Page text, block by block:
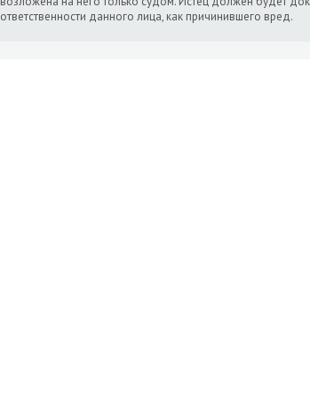
ответственности данного лица, как причинившего вред.